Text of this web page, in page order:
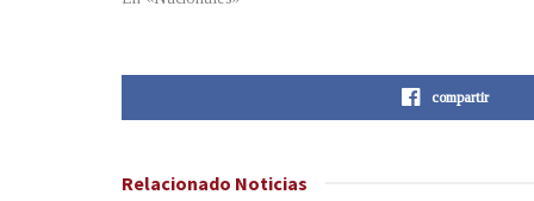
compartir
Relacionado Noticias